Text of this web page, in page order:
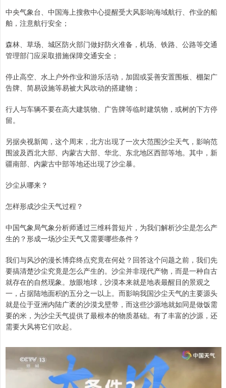
中央气象台、中国海上搜救中心提醒受大风影响海域航行、作业的船
舶，注意航行安全；
森林、草场、城区防火部门做好防火准备，机场、铁路、公路等交通
管理部门应采取措施保障交通安全；
停止高空、水上户外作业和游乐活动，加固或妥善安置围板、棚架广
告牌、简易设施等易被大风吹动的搭建物；
行人与车辆不要在高大建筑物、广告牌等临时建筑物，或树的下方停
留。
另据央视新闻，这个周末，北方出现了一次大范围沙尘天气，影响范
围波及西北大部、内蒙古大部、华北、东北地区西部等地。其中，新
疆南部、内蒙古中部等地还出现了沙尘暴。
沙尘从哪来？
怎样形成沙尘天气过程？
中国气象局气象分析师通过三维科普短片，为我们解析沙尘是怎么产
生的？形成一场沙尘天气又需要哪些条件？
我们与风沙的漫长博弈终点究竟在何处？回答这个问题之前，我们先
要搞清楚沙尘究竟是怎么产生的。沙尘并非现代产物，而是一种自古
就存在的自然现象。放眼地球，沙漠本来就是地表最醒目的景观之
一，占据陆地面积的五分之一以上。而影响我国沙尘天气的主要源头
就是位于亚洲内陆广袤的沙漠戈壁带，而这些沙源地就如同是做饭需
要的米，为沙尘天气提供了最根本的物质基础。有了丰富的沙源，还
需要大风将它们吹起。